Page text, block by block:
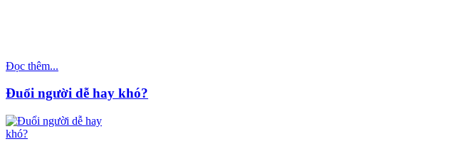
Đọc thêm...
Đuổi người dễ hay khó?